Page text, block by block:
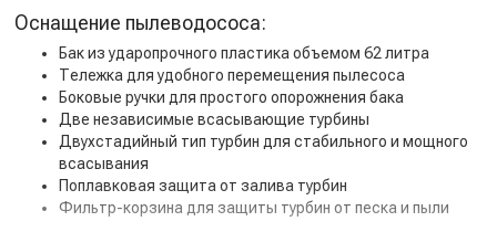
Оснащение пылеводососа:
Бак из ударопрочного пластика объемом 62 литра
Тележка для удобного перемещения пылесоса
Боковые ручки для простого опорожнения бака
Две независимые всасывающие турбины
Двухстадийный тип турбин для стабильного и мощного
всасывания
Поплавковая защита от залива турбин
Фильтр-корзина для защиты турбин от песка и пыли